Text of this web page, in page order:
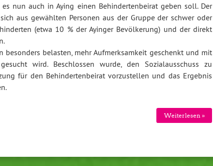
es nun auch in Aying einen Behindertenbeirat geben soll. Der
aus gewählten Personen aus der Gruppe der schwer oder
(etwa 10 % der Ayinger Bevölkerung) und der direkt
besonders belasten, mehr Aufmerksamkeit geschenkt und mit
wird. Beschlossen wurde, den Sozialausschuss zu
für den Behindertenbeirat vorzustellen und das Ergebnis
Weiterlesen »